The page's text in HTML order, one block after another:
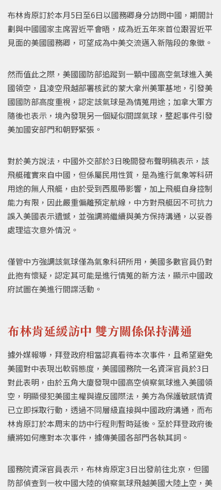
布林肯原訂於本月5日至6日以國務卿身分訪問中國，期間計
劃與中國國家主席習近平會晤，成為近五年來首位跟習近平
見面的美國國務卿，可望成為中美交流邁入新階段的象徵。
然而值此之際，美國國防部追蹤到一顆中國高空氣球進入美
國領空，且凌空飛越部署核武的蒙大拿州美軍基地，引發美
國國防部高度重視，認定該氣球是為情蒐用途；加拿大軍方
隨後也表示，境內發現另一個疑似間諜氣球，整起事件引發
美加國安部門和朝野緊張。
對於美方說法，中國外交部於3日晚間發布聲明稿表示，該
飛艇確實來自中國，但係屬民用性質，是為進行氣象等科研
用途的無人飛艇，由於受到西風帶影響，加上飛艇自身控制
能力有限，因此嚴重偏離預定航線，中方對飛艇因不可抗力
誤入美國表示遺憾，並強調將繼續與美方保持溝通，以妥善
處理這次意外情況。
僅管中方強調該氣球僅為氣象科研所用，美國多數官員仍對
此抱有懷疑，認定其可能是進行情蒐的新方法，顯示中國政
府試圖在美進行間諜活動。
布林肯延緩訪中 雙方關係保持溝通
據外媒報導，拜登政府相當認真看待本次事件，且希望避免
美國對中表現出軟弱態度，美國國務院一名資深官員於3日
對此表明，由於五角大廈發現中國高空偵察氣球進入美國領
空，明顯侵犯美國主權與違反國際法，美方為保護敏感情資
已立即採取行動，透過不同層級直接與中國政府溝通，而布
林肯原訂於本周末的訪中行程則暫時延後。至於拜登政府後
續將如何應對本次事件，據傳美國各部門各執其詞。
國務院資深官員表示，布林肯原定3日出發前往北京，但國
防部偵查到一枚中國大陸的偵察氣球飛越美國大陸上空，美